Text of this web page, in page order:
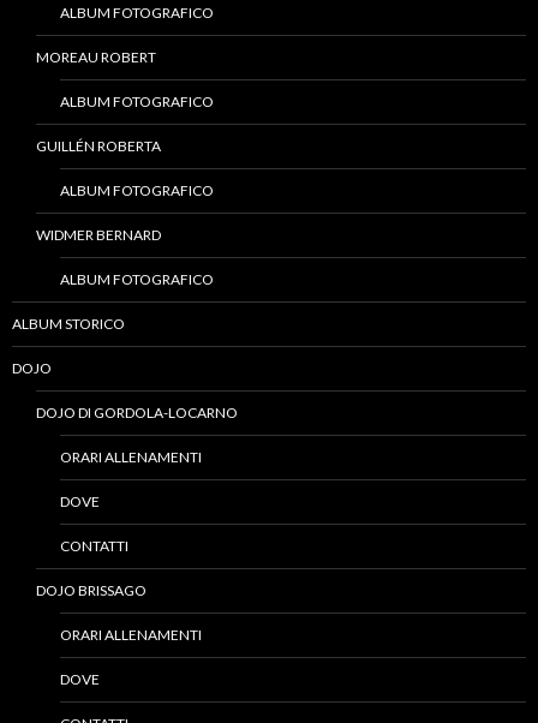
ALBUM FOTOGRAFICO
MOREAU ROBERT
ALBUM FOTOGRAFICO
GUILLÉN ROBERTA
ALBUM FOTOGRAFICO
WIDMER BERNARD
ALBUM FOTOGRAFICO
ALBUM STORICO
DOJO
DOJO DI GORDOLA-LOCARNO
ORARI ALLENAMENTI
DOVE
CONTATTI
DOJO BRISSAGO
ORARI ALLENAMENTI
DOVE